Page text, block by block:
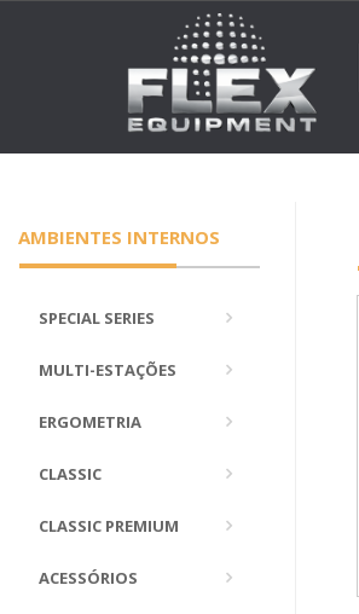
AMBIENTES INTERNOS
SPECIAL SERIES
MULTI-ESTAÇÕES
ERGOMETRIA
CLASSIC
CLASSIC PREMIUM
ACESSÓRIOS